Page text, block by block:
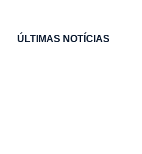
ÚLTIMAS NOTÍCIAS